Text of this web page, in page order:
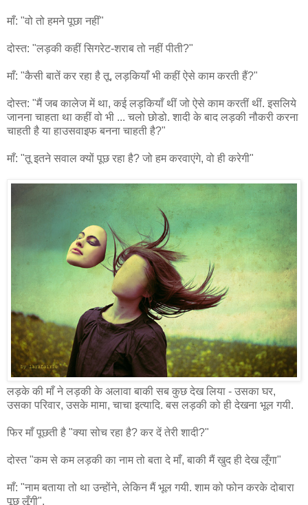
माँ: "वो तो हमने पूछा नहीं"
दोस्त: "लड़की कहीं सिगरेट-शराब तो नहीं पीती?"
माँ: "कैसी बातें कर रहा है तू, लड़कियाँ भी कहीं ऐसे काम करती हैं?"
दोस्त: "मैं जब कालेज में था, कई लड़कियाँ थीं जो ऐसे काम करतीं थीं. इसलिये
जानना चाहता था कहीं वो भी ... चलो छोडो. शादी के बाद लड़की नौकरी करना
चाहती है या हाउसवाइफ बनना चाहती है?"
माँ: "तू इतने सवाल क्यों पूछ रहा है? जो हम करवाएंगे, वो ही करेगी"
लड़के की माँ ने लड़की के अलावा बाकी सब कुछ देख लिया - उसका घर,
उसका परिवार, उसके मामा, चाचा इत्यादि. बस लड़की को ही देखना भूल गयी.
फिर माँ पूछती है "क्या सोच रहा है? कर दें तेरी शादी?"
दोस्त "कम से कम लड़की का नाम तो बता दे माँ, बाकी मैं खुद ही देख लूँगा"
माँ: "नाम बताया तो था उन्होंने, लेकिन मैं भूल गयी. शाम को फोन करके दोबारा
पूछ लूँगी".